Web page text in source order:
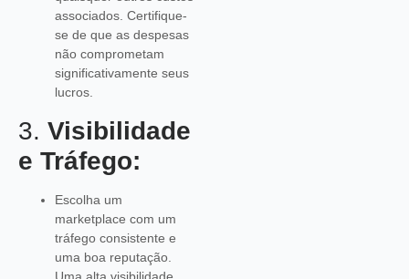
associados. Certifique-
se de que as despesas
não comprometam
significativamente seus
lucros.
3. Visibilidade
e Tráfego:
Escolha um
marketplace com um
tráfego consistente e
uma boa reputação.
Uma alta visibilidade